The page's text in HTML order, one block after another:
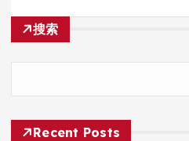
搜索
Recent Posts